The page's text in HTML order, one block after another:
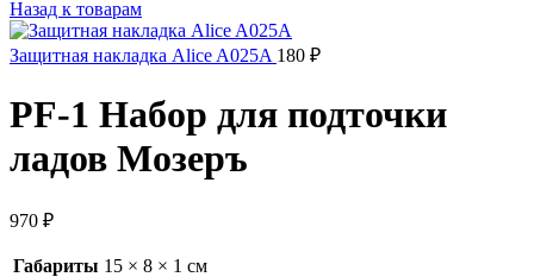
Назад к товарам
Защитная накладка Alice A025A 180 ₽
PF-1 Набор для подточки
ладов Мозеръ
970 ₽
Габариты 15 × 8 × 1 см